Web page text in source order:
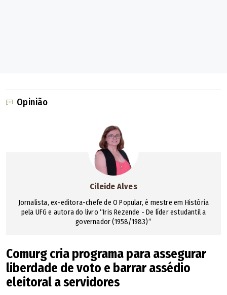
Opinião
Cileide Alves
Jornalista, ex-editora-chefe de O Popular, é mestre em História
pela UFG e autora do livro “Iris Rezende - De líder estudantil a
governador (1958/1983)”
Comurg cria programa para assegurar
liberdade de voto e barrar assédio
eleitoral a servidores